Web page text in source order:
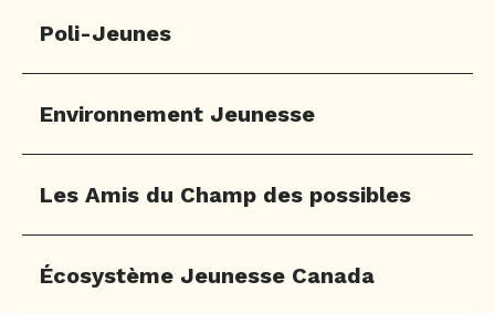
Poli-Jeunes
Environnement Jeunesse
Les Amis du Champ des possibles
Écosystème Jeunesse Canada